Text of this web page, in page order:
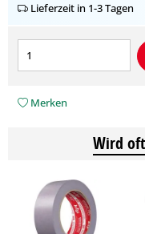
Lieferzeit in 1-3 Tagen
Merken
Wird